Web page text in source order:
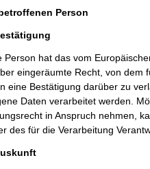
Person
Person hat das vom
eingeräumte Recht, von dem
eine Bestätigung darüber zu
Daten verarbeitet werden.
in Anspruch nehmen,
des für die Verarbeitung